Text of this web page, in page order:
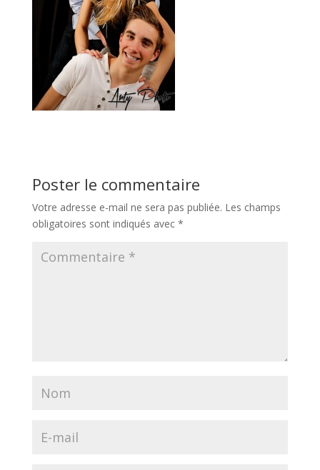
Poster le commentaire
Votre adresse e-mail ne sera pas publiée. Les champs
obligatoires sont indiqués avec *